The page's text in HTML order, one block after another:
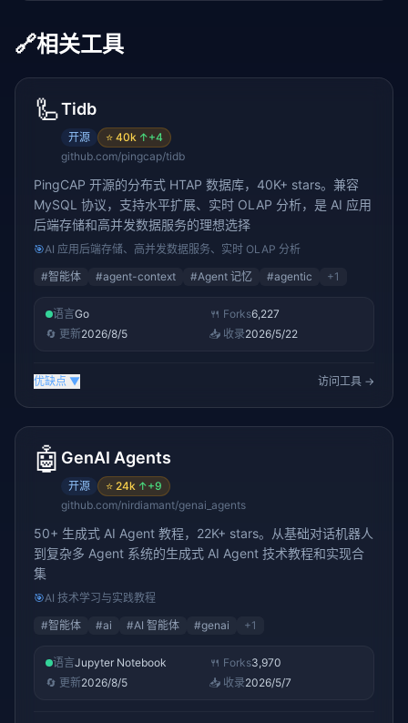
🔗相关工具
🦾Tidb
开源 ⭐ 40k ↑+4
github.com/pingcap/tidb
PingCAP 开源的分布式 HTAP 数据库，40K+ stars。兼容
MySQL 协议，支持水平扩展、实时 OLAP 分析，是 AI 应用
后端存储和高并发数据服务的理想选择
🎯AI 应用后端存储、高并发数据服务、实时 OLAP 分析
#智能体 #agent-context #Agent 记忆 #agentic +1
语言Go 🍴 Forks6,227
🔄 更新2026/8/5 📥 收录2026/5/22
优缺点 ▼ 访问工具 →
🤖 GenAI Agents
开源 ⭐ 24k ↑+9
github.com/nirdiamant/genai_agents
50+ 生成式 AI Agent 教程，22K+ stars。从基础对话机器人
到复杂多 Agent 系统的生成式 AI Agent 技术教程和实现合
集
🎯AI 技术学习与实践教程
#智能体 #ai #AI 智能体 #genai +1
语言Jupyter Notebook 🍴 Forks3,970
🔄 更新2026/8/5 📥 收录2026/5/7